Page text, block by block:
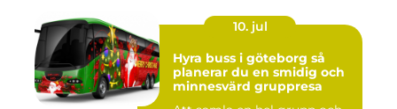
10. jul
Hyra buss i göteborg så
planerar du en smidig och
minnesvärd gruppresa